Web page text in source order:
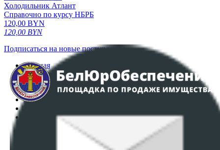
Холодильник Атлант
Справочно по курсу НБРБ
120,00 BYN
120,00 BYN
Подписаться на новые поступления
Главная
Аукционы
Интернет-магазин
Регламент организации и проведения торгов
Политика в отношении обработки персональных
ПОЛОЖЕНИЕ О ПОЛИТИКЕ ОБРАБОТКИ COOKIE-